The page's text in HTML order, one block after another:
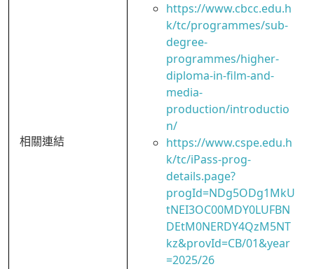
相關連結
https://www.cbcc.edu.h
k/tc/programmes/sub-
degree-
programmes/higher-
diploma-in-film-and-
media-
production/introductio
n/
https://www.cspe.edu.h
k/tc/iPass-prog-
details.page?
progId=NDg5ODg1MkU
tNEI3OC00MDY0LUFBN
DEtM0NERDY4QzM5NT
kz&provId=CB/01&year
=2025/26